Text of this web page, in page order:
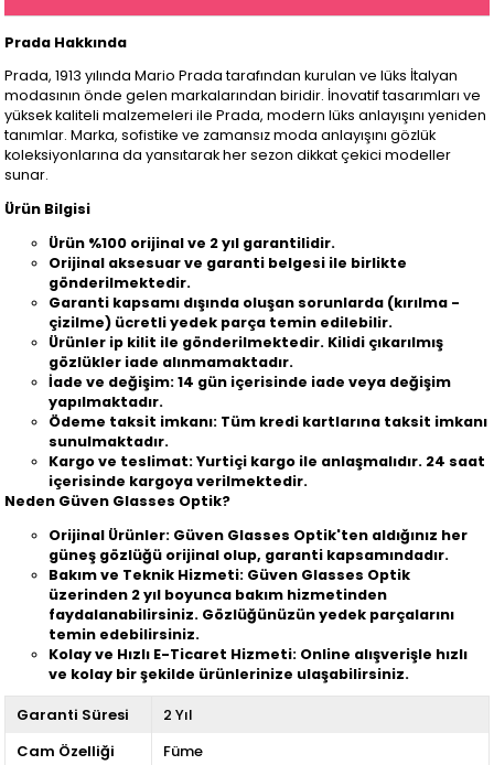
Prada Hakkında
Prada, 1913 yılında Mario Prada tarafından kurulan ve lüks İtalyan
modasının önde gelen markalarından biridir. İnovatif tasarımları ve
yüksek kaliteli malzemeleri ile Prada, modern lüks anlayışını yeniden
tanımlar. Marka, sofistike ve zamansız moda anlayışını gözlük
koleksiyonlarına da yansıtarak her sezon dikkat çekici modeller
sunar.
Ürün Bilgisi
Ürün %100 orijinal ve 2 yıl garantilidir.
Orijinal aksesuar ve garanti belgesi ile birlikte
gönderilmektedir.
Garanti kapsamı dışında oluşan sorunlarda (kırılma -
çizilme) ücretli yedek parça temin edilebilir.
Ürünler ip kilit ile gönderilmektedir. Kilidi çıkarılmış
gözlükler iade alınmamaktadır.
İade ve değişim: 14 gün içerisinde iade veya değişim
yapılmaktadır.
Ödeme taksit imkanı: Tüm kredi kartlarına taksit imkanı
sunulmaktadır.
Kargo ve teslimat: Yurtiçi kargo ile anlaşmalıdır. 24 saat
içerisinde kargoya verilmektedir.
Neden Güven Glasses Optik?
Orijinal Ürünler: Güven Glasses Optik'ten aldığınız her
güneş gözlüğü orijinal olup, garanti kapsamındadır.
Bakım ve Teknik Hizmeti: Güven Glasses Optik
üzerinden 2 yıl boyunca bakım hizmetinden
faydalanabilirsiniz. Gözlüğünüzün yedek parçalarını
temin edebilirsiniz.
Kolay ve Hızlı E-Ticaret Hizmeti: Online alışverişle hızlı
ve kolay bir şekilde ürünlerinize ulaşabilirsiniz.
Garanti Süresi
2 Yıl
Cam Özelliği
Füme